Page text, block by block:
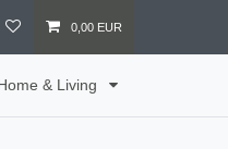
0,00 EUR
& Living